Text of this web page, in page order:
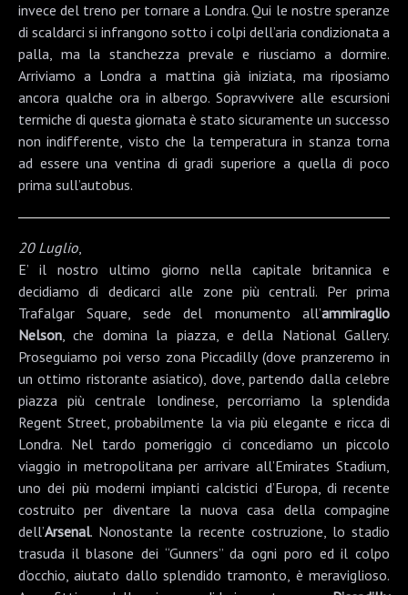
invece del treno per tornare a Londra. Qui le nostre speranze
di scaldarci si infrangono sotto i colpi dell’aria condizionata a
palla, ma la stanchezza prevale e riusciamo a dormire.
Arriviamo a Londra a mattina già iniziata, ma riposiamo
ancora qualche ora in albergo. Sopravvivere alle escursioni
termiche di questa giornata è stato sicuramente un successo
non indifferente, visto che la temperatura in stanza torna
ad essere una ventina di gradi superiore a quella di poco
prima sull’autobus.
20 Luglio,
E’ il nostro ultimo giorno nella capitale britannica e
decidiamo di dedicarci alle zone più centrali. Per prima
Trafalgar Square, sede del monumento all’ammiraglio
Nelson, che domina la piazza, e della National Gallery.
Proseguiamo poi verso zona Piccadilly(dove pranzeremo in
un ottimo ristorante asiatico), dove, partendo dalla celebre
piazza più centrale londinese, percorriamo la splendida
Regent Street, probabilmente la via più elegante e ricca di
Londra. Nel tardo pomeriggio ci concediamo un piccolo
viaggio in metropolitana per arrivare all’Emirates Stadium,
uno dei più moderni impianti calcistici d’Europa, di recente
costruito per diventare la nuova casa della compagine
dell’Arsenal. Nonostante la recente costruzione, lo stadio
trasuda il blasone dei “Gunners” da ogni poro ed il colpo
d’occhio, aiutato dallo splendido tramonto, è meraviglioso.